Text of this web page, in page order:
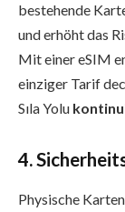
bestehende
und erhöht das
Mit einer eSIM
einziger Tarif
Sıla Yolu
4.
Physische